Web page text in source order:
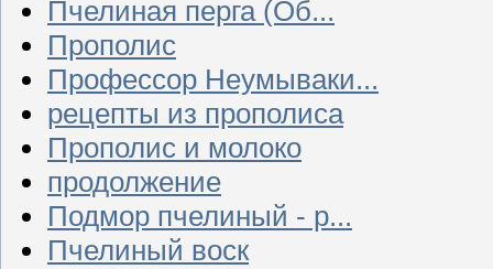
Пчелиная перга (Об...
Прополис
Профессор Неумываки...
рецепты из прополиса
Прополис и молоко
продолжение
Подмор пчелиный - р...
Пчелиный воск